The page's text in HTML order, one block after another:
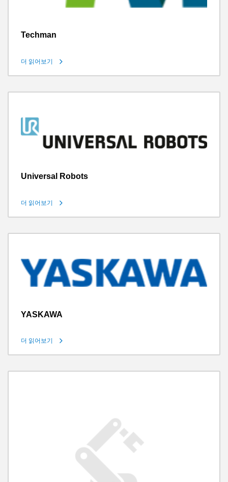
Techman
더 읽어보기
Universal Robots
더 읽어보기
YASKAWA
더 읽어보기